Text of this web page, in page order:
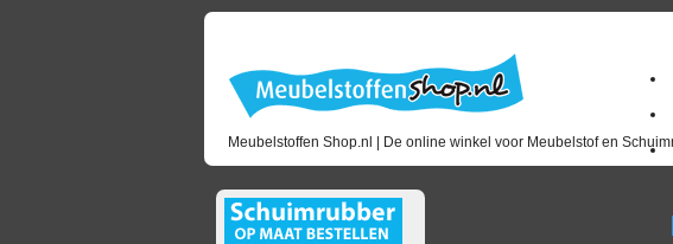
Meubelstoffen Shop.nl | De online winkel voor Meubelstof en